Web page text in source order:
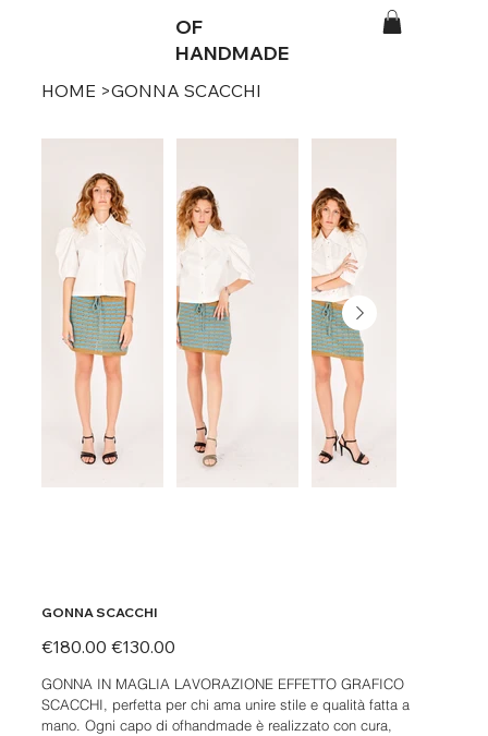
OF
HANDMADE
HOME >GONNA SCACCHI
GONNA SCACCHI
Original
price
€180.00
Sale
price
€130.00
GONNA IN MAGLIA LAVORAZIONE EFFETTO GRAFICO
SCACCHI, perfetta per chi ama unire stile e qualità fatta a
mano. Ogni capo di ofhandmade è realizzato con cura,